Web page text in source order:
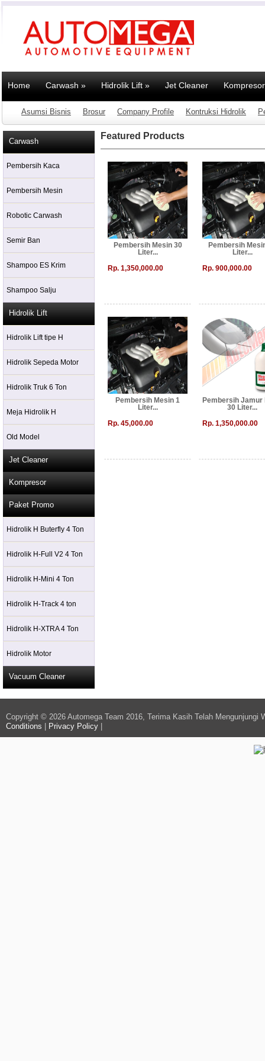
Home Carwash » Hidrolik Lift » Jet Cleaner Kompresor
Asumsi Bisnis Brosur Company Profile Kontruksi Hidrolik
Carwash
Pembersih Kaca
Pembersih Mesin
Robotic Carwash
Semir Ban
Shampoo ES Krim
Shampoo Salju
Hidrolik Lift
Hidrolik Lift tipe H
Hidrolik Sepeda Motor
Hidrolik Truk 6 Ton
Meja Hidrolik H
Old Model
Jet Cleaner
Kompresor
Paket Promo
Hidrolik H Buterfly 4 Ton
Hidrolik H-Full V2 4 Ton
Hidrolik H-Mini 4 Ton
Hidrolik H-Track 4 ton
Hidrolik H-XTRA 4 Ton
Hidrolik Motor
Vacuum Cleaner
Featured Products
Pembersih Mesin 30
Liter...
Rp. 1,350,000.00
Pembersih
Liter...
Rp. 900,000.00
Pembersih Mesin 1
Liter...
Rp. 45,000.00
Pembersih Jamur
30 Liter...
Rp. 1,350,000.00
Copyright © 2026 Automega Team 2016, Terima Kasih Telah Mengunjungi
Conditions
Privacy Policy